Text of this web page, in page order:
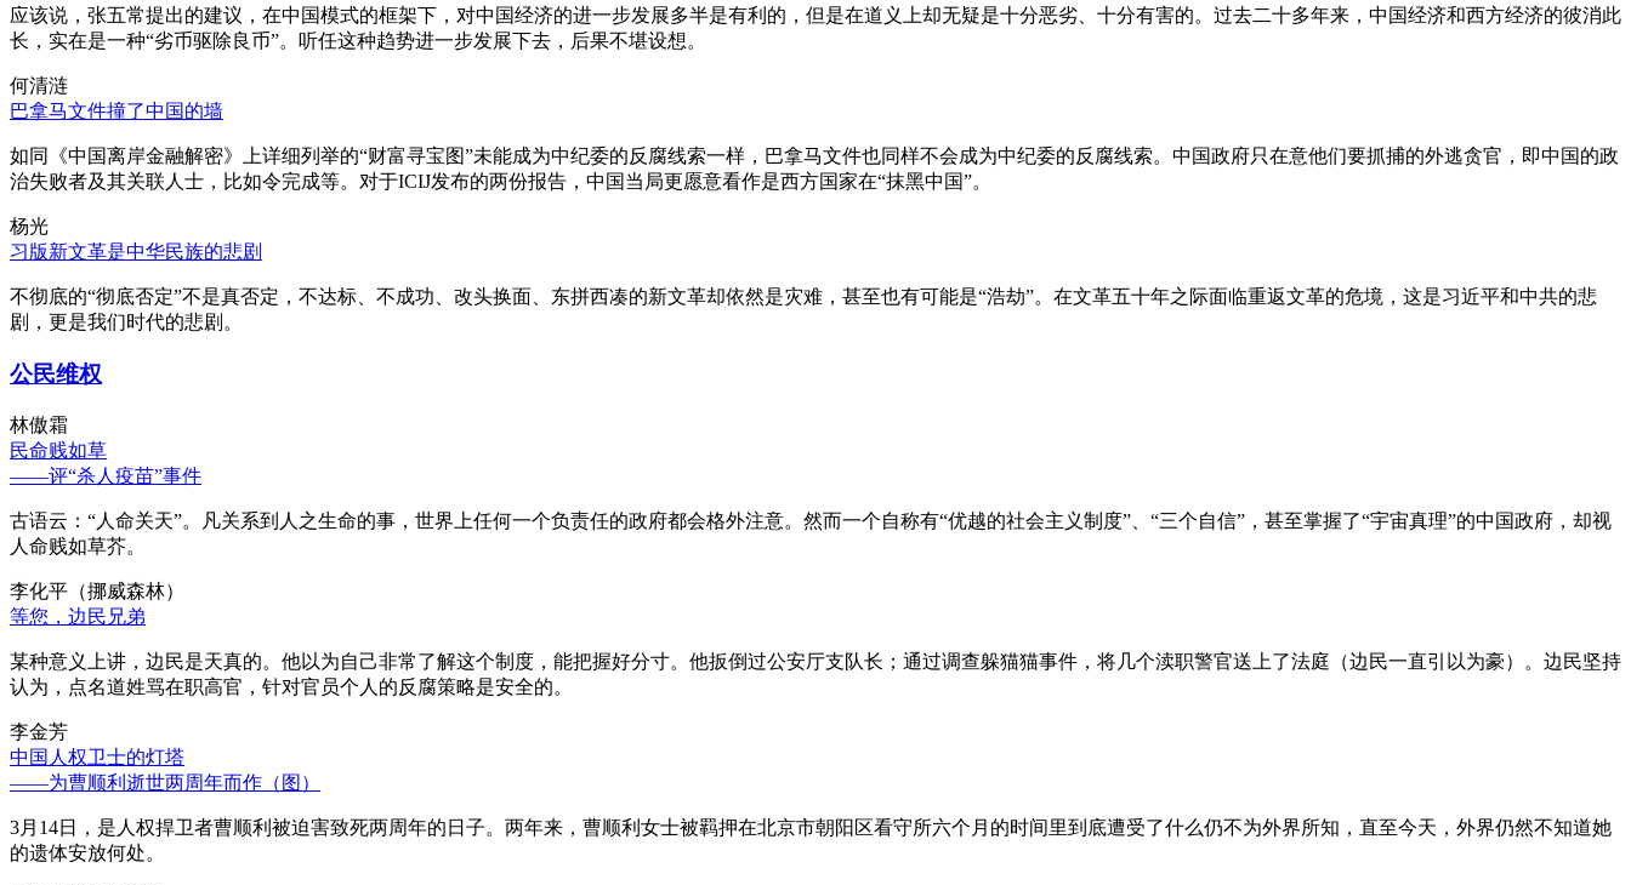
应该说，张五常提出的建议，在中国模式的框架下，对中国经济的进一步发展多半是有利的，但是在道义上却无疑是十分恶劣、十分有害的。过去二十多年来，中国经济和西方经济的彼消此
长，实在是一种“劣币驱除良币”。听任这种趋势进一步发展下去，后果不堪设想。
何清涟
巴拿马文件撞了中国的墙
如同《中国离岸金融解密》上详细列举的“财富寻宝图”未能成为中纪委的反腐线索一样，巴拿马文件也同样不会成为中纪委的反腐线索。中国政府只在意他们要抓捕的外逃贪官，即中国的政
治失败者及其关联人士，比如令完成等。对于ICIJ发布的两份报告，中国当局更愿意看作是西方国家在“抹黑中国”。
杨光
习版新文革是中华民族的悲剧
不彻底的“彻底否定”不是真否定，不达标、不成功、改头换面、东拼西凑的新文革却依然是灾难，甚至也有可能是“浩劫”。在文革五十年之际面临重返文革的危境，这是习近平和中共的悲
剧，更是我们时代的悲剧。
公民维权
林傲霜
民命贱如草
——评“杀人疫苗”事件
古语云：“人命关天”。凡关系到人之生命的事，世界上任何一个负责任的政府都会格外注意。然而一个自称有“优越的社会主义制度”、“三个自信”，甚至掌握了“宇宙真理”的中国政府，却视
人命贱如草芥。
李化平（挪威森林）
等您，边民兄弟
某种意义上讲，边民是天真的。他以为自己非常了解这个制度，能把握好分寸。他扳倒过公安厅支队长；通过调查躲猫猫事件，将几个渎职警官送上了法庭（边民一直引以为豪）。边民坚持
认为，点名道姓骂在职高官，针对官员个人的反腐策略是安全的。
李金芳
中国人权卫士的灯塔
——为曹顺利逝世两周年而作（图）
3月14日，是人权捍卫者曹顺利被迫害致死两周年的日子。两年来，曹顺利女士被羁押在北京市朝阳区看守所六个月的时间里到底遭受了什么仍不为外界所知，直至今天，外界仍然不知道她
的遗体安放何处。